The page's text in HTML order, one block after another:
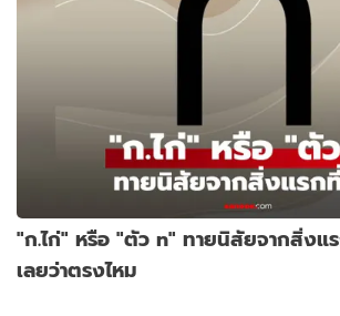
"ก.ไก่" หรือ "ตัว n" ทายนิสัยจากสิ่งแ
เลยว่าตรงไหม